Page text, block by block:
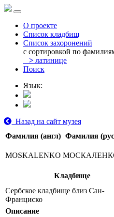
О проекте
Список кладбищ
Список захоронений
с сортировкой по
> латинице
Поиск
Язык:
Назад на сайт музея
Фамилия (англ) Фамилия
MOSKALENKO
Кладбище
Сербское кладбище близ Сан-
Франциско
Описание